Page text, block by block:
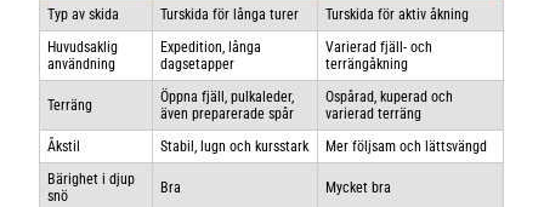
Typ av skida
Turskida för långa turer
Turskida för aktiv åkning
Huvudsaklig
användning
Expedition, långa
dagsetapper
Varierad fjäll- och
terrängåkning
Terräng
Öppna fjäll, pulkaleder,
även preparerade spår
Ospårad, kuperad och
varierad terräng
Åkstil
Stabil, lugn och kursstark
Mer följsam och lättsvängd
Bärighet i djup
snö
Bra Mycket bra